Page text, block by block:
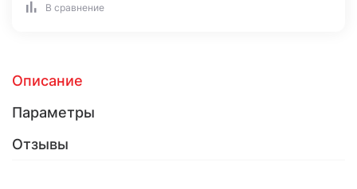
В сравнение
Описание
Параметры
Отзывы